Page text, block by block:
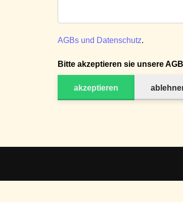
AGBs und Datenschutz.
Bitte akzeptieren sie unsere
akzeptieren